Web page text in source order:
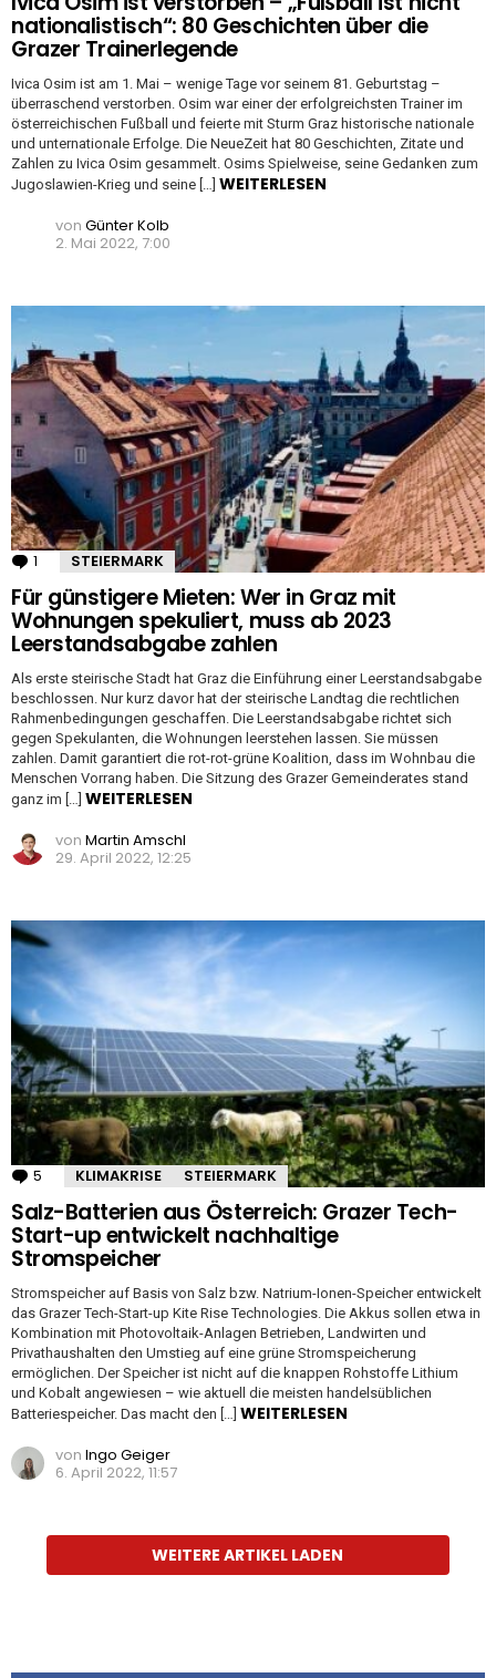
nationalistisch“: 80 Geschichten über die
Grazer Trainerlegende
Ivica Osim ist am 1. Mai – wenige Tage vor seinem 81. Geburtstag –
überraschend verstorben. Osim war einer der erfolgreichsten Trainer im
österreichischen Fußball und feierte mit Sturm Graz historische nationale
und unternationale Erfolge. Die NeueZeit hat 80 Geschichten, Zitate und
Zahlen zu Ivica Osim gesammelt. Osims Spielweise, seine Gedanken zum
Jugoslawien-Krieg und seine […] WEITERLESEN
von Günter Kolb
2. Mai 2022, 7:00
1 Kommentar
STEIERMARK
Für günstigere Mieten: Wer in Graz mit
Wohnungen spekuliert, muss ab 2023
Leerstandsabgabe zahlen
Als erste steirische Stadt hat Graz die Einführung einer Leerstandsabgabe
beschlossen. Nur kurz davor hat der steirische Landtag die rechtlichen
Rahmenbedingungen geschaffen. Die Leerstandsabgabe richtet sich
gegen Spekulanten, die Wohnungen leerstehen lassen. Sie müssen
zahlen. Damit garantiert die rot-rot-grüne Koalition, dass im Wohnbau die
Menschen Vorrang haben. Die Sitzung des Grazer Gemeinderates stand
ganz im […] WEITERLESEN
von Martin Amschl
29. April 2022, 12:25
5 Kommentare
KLIMAKRISE STEIERMARK
Salz-Batterien aus Österreich: Grazer Tech-
Start-up entwickelt nachhaltige
Stromspeicher
Stromspeicher auf Basis von Salz bzw. Natrium-Ionen-Speicher entwickelt
das Grazer Tech-Start-up Kite Rise Technologies. Die Akkus sollen etwa in
Kombination mit Photovoltaik-Anlagen Betrieben, Landwirten und
Privathaushalten den Umstieg auf eine grüne Stromspeicherung
ermöglichen. Der Speicher ist nicht auf die knappen Rohstoffe Lithium
und Kobalt angewiesen – wie aktuell die meisten handelsüblichen
Batteriespeicher. Das macht den […] WEITERLESEN
von Ingo Geiger
6. April 2022, 11:57
WEITERE ARTIKEL LADEN